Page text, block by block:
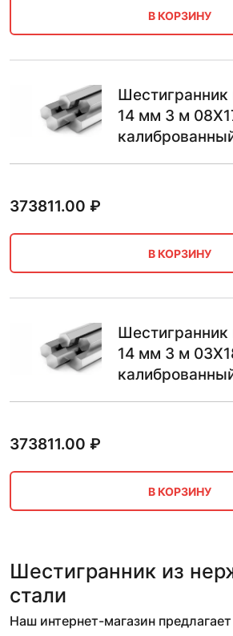
В КОРЗИНУ
14 мм 3 м
373811.00 ₽
В КОРЗИНУ
14 мм 3 м
373811.00 ₽
В КОРЗИНУ
Шестигранник из
стали
Наш интернет-магазин